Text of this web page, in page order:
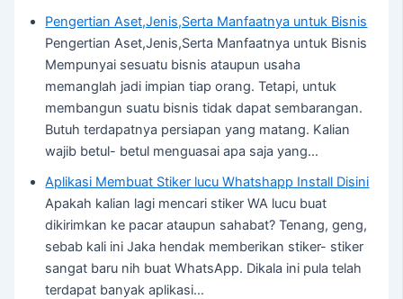
Pengertian Aset,Jenis,Serta Manfaatnya untuk Bisnis
Pengertian Aset,Jenis,Serta Manfaatnya untuk Bisnis
Mempunyai sesuatu bisnis ataupun usaha
memanglah jadi impian tiap orang. Tetapi, untuk
membangun suatu bisnis tidak dapat sembarangan.
Butuh terdapatnya persiapan yang matang. Kalian
wajib betul- betul menguasai apa saja yang…
Aplikasi Membuat Stiker lucu Whatshapp Install Disini
Apakah kalian lagi mencari stiker WA lucu buat
dikirimkan ke pacar ataupun sahabat? Tenang, geng,
sebab kali ini Jaka hendak memberikan stiker- stiker
sangat baru nih buat WhatsApp. Dikala ini pula telah
terdapat banyak aplikasi…